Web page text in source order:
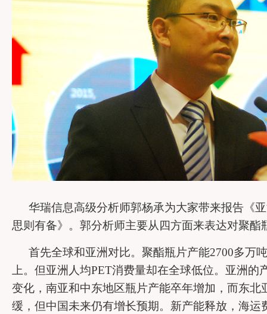
华瑞信息高级分析师郭杨承为大家带来报告《
思则有备》。郭分析师主要从四方面来表达对聚酯
首先全球和亚洲对比。聚酯瓶片产能2700多万
上。但亚洲人均PET消费量却在全球低位。亚洲的
变化，南亚和中东地区瓶片产能卒年增加，而东北
缓，但中国未来仍有增长预期。新产能释放，海运